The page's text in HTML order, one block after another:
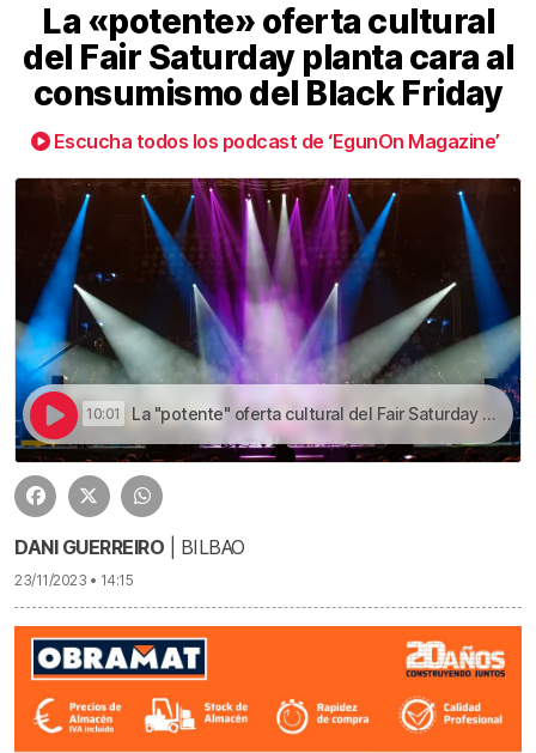
La «potente» oferta cultural
del Fair Saturday planta cara al
consumismo del Black Friday
Escucha todos los podcast de ‘EgunOn Magazine’
10:01 La "potente" oferta cultural del Fair Saturday planta cara al consumismo del Black Friday | La «potente» oferta cultural del Fair Saturday planta cara al consumismo del Black Friday
DANI GUERREIRO | BILBAO
23/11/2023 • 14:15